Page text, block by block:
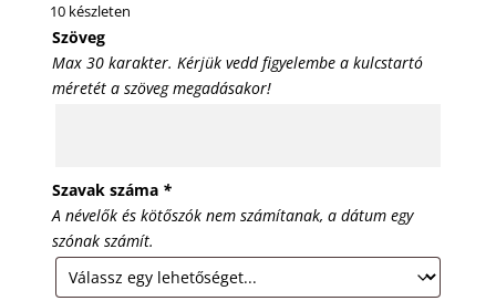
10 készleten
Szöveg
Max 30 karakter. Kérjük vedd figyelembe a kulcstartó
méretét a szöveg megadásakor!
Szavak száma *
A névelők és kötőszók nem számítanak, a dátum egy
szónak számít.